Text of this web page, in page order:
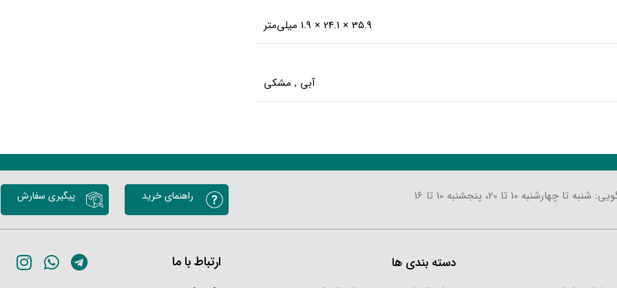
35.9 × 24.1 × 1.9 میلی‌متر
آبی , مشکی
چهارشنبه 10 تا 20، پنجشنبه 10 تا 16 راهنمای خرید پیگیری سفارش
دسته بندی ها ارتباط با ما